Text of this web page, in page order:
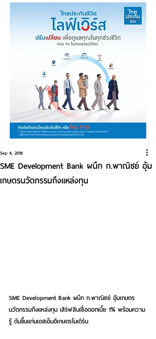
SME Development Bank ผนึก ก.พาณิชย์ อุ้ม
เกษตรนวัตกรรมถึงแหล่งทุน
Sep 4, 2018
SME Development Bank ผนึก ก.พาณิชย์ อุ้มเกษตร
นวัตกรรมถึงแหล่งทุน เสิร์ฟสินเชื่อดอกเบี้ย 1% พร้อมความ
รู้ ดันขึ้นแท่นเอสเอ็มอีเกษตรโมเดิร์น